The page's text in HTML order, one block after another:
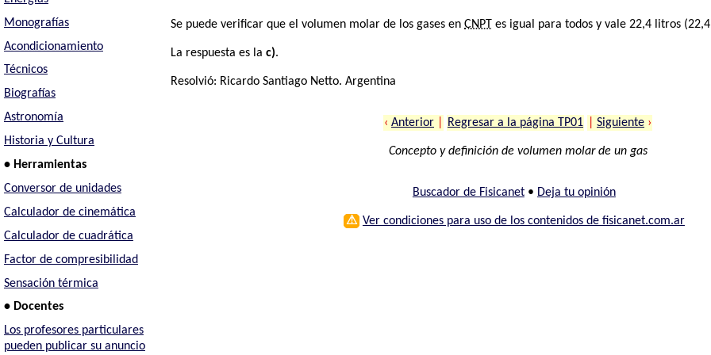
Monografías
Acondicionamiento
Técnicos
Biografías
Astronomía
Historia y Cultura
• Herramientas
Conversor de unidades
Calculador de cinemática
Calculador de cuadrática
Factor de compresibilidad
Sensación térmica
• Docentes
Los profesores particulares
pueden publicar su anuncio
Se puede verificar que el volumen molar de los gases enCNPT es igual para todos y vale 22,4 litros (22,4
La respuesta es lac).
Resolvió: Ricardo Santiago Netto. Argentina
‹ Anterior Regresar a la página TP01 Siguiente ›
Concepto y definición de volumen molar de un gas
Buscador de Fisicanet• Deja tu opinión
⚠ Ver condiciones para uso de los contenidos de fisicanet.com.ar